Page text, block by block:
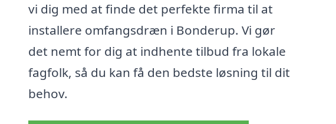
vi dig med at finde det perfekte firma til at
installere omfangsdræn i Bonderup. Vi gør
det nemt for dig at indhente tilbud fra lokale
fagfolk, så du kan få den bedste løsning til dit
behov.